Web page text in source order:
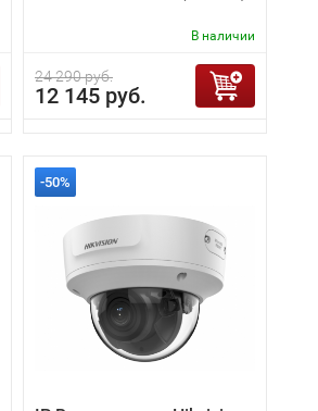
В наличии
24 290 руб.
12 145 руб.
-50%